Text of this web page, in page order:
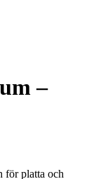
–
för platta och